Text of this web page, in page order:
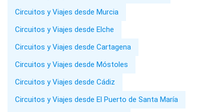
Circuitos y Viajes desde Murcia
Circuitos y Viajes desde Elche
Circuitos y Viajes desde Cartagena
Circuitos y Viajes desde Móstoles
Circuitos y Viajes desde Cádiz
Circuitos y Viajes desde El Puerto de Santa María